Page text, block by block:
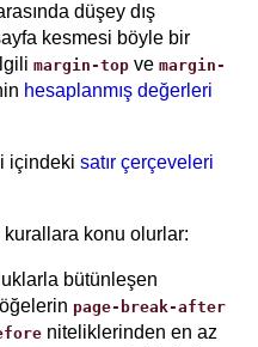
düşey dış
kesmesi böyle bir
margin-top ve margin-
hesaplanmış değerleri
içindeki satır çerçeveleri
kurallara konu olurlar:
bütünleşen
page-break-after
niteliklerinden en az